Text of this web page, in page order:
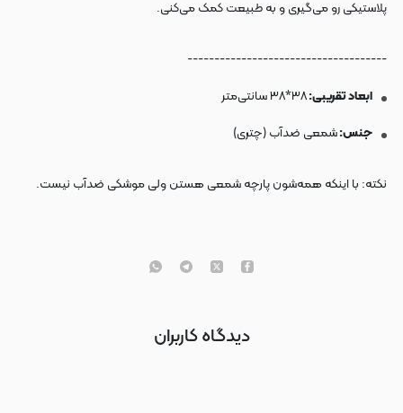
پلاستیکی رو می‌گیری و به طبیعت کمک می‌کنی.
-------------------------------------
ابعاد تقریبی:۳۸*۳۸ سانتی‌متر
جنس:شمعی ضدآب (چتری)
نکته: با اینکه همه‌شون پارچه شمعی هستن ولی موشکی ضدآب نیست.
دیدگاه کاربران